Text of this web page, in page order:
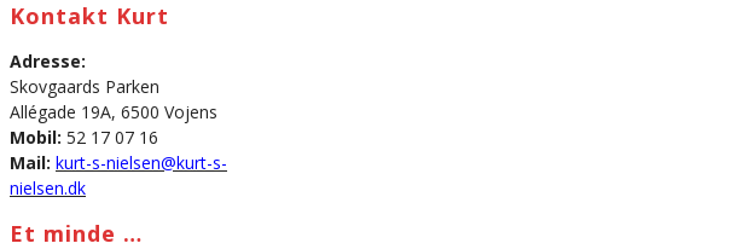
Kontakt Kurt
Adresse:
Skovgaards Parken
Allégade 19A, 6500 Vojens
Mobil: 52 17 07 16
Mail: kurt-s-nielsen@kurt-s-
nielsen.dk
Et minde …